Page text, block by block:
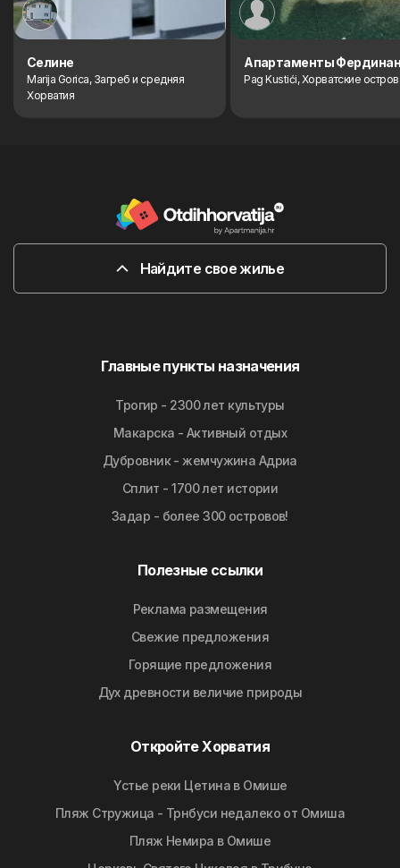
Cелине
Marija Gorica, Загреб и средняя
Хорватия
Aпартаменты
Pag Kustići, Хорватские
Найдите свое жилье
Главные пункты назначения
Трогир - 2300 лет культуры
Макарска - Активный отдых
Дубровник - жемчужина Адриа
Сплит - 1700 лет истории
Задар - более 300 островов!
Полезные ссылки
Реклама размещения
Свежие предложения
Горящие предложения
Дyx дpeвнocти вeличиe природы
Откройте Хорватия
Yстье реки Цетина в Омише
Пляж Стружица - Трнбуси недалеко от Омиша
Пляж Немира в Омише